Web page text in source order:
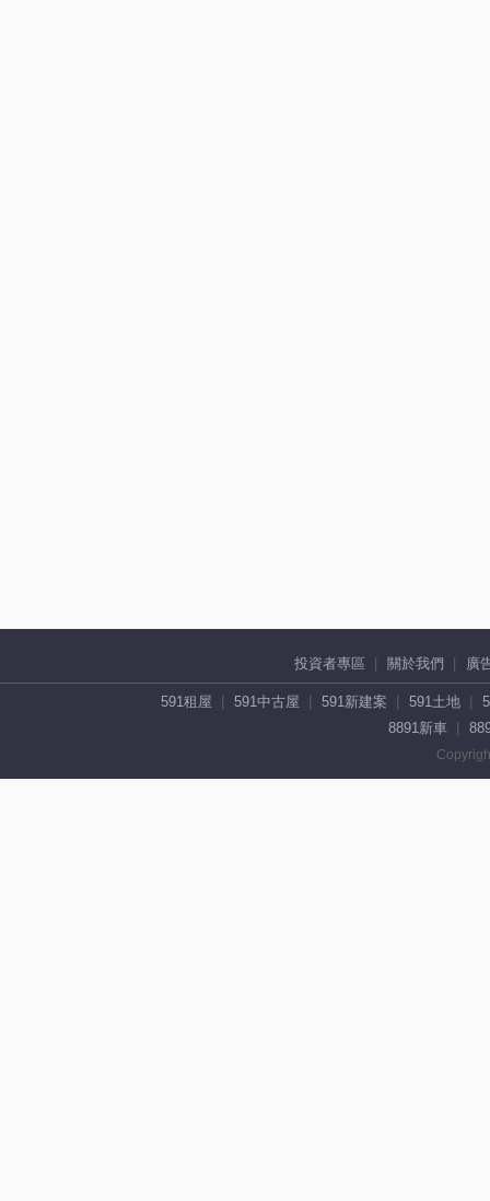
投資者專區 關於我們 廣
591租屋 591中古屋 591新建案 591土地
8891新車